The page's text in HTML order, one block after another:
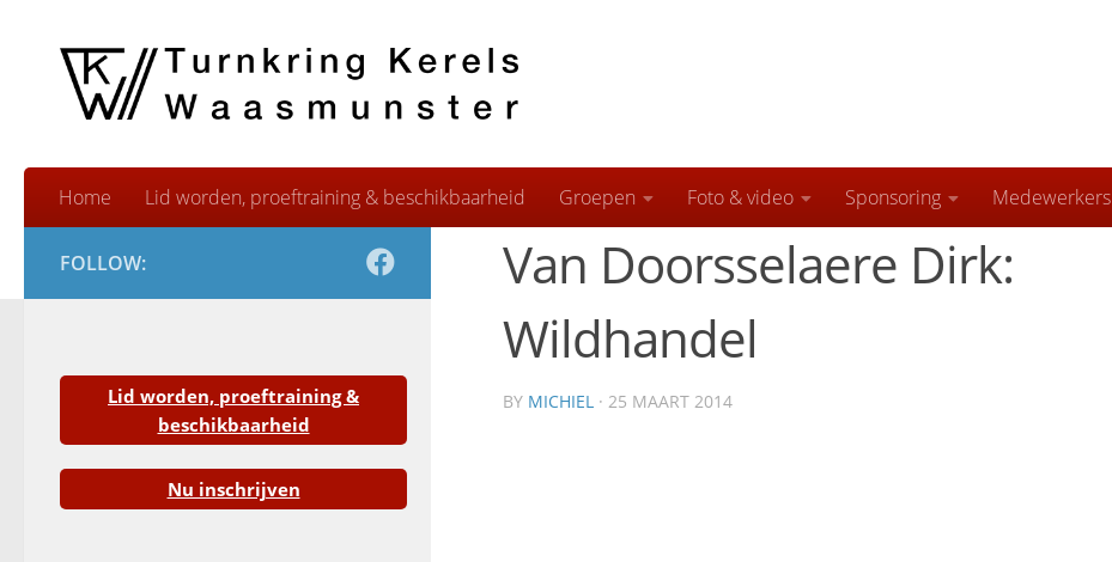
Home Lid worden, proeftraining & beschikbaarheid Groepen Foto & video Sponsoring Medewerkers
Van Doorsselaere Dirk:
Wildhandel
BY MICHIEL · 25 MAART 2014
FOLLOW:
Lid worden, proeftraining &
beschikbaarheid
Nu inschrijven